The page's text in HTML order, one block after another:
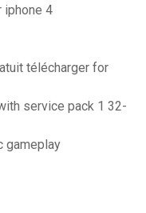
iphone 4
télécharger for
service pack 1 32-
gameplay